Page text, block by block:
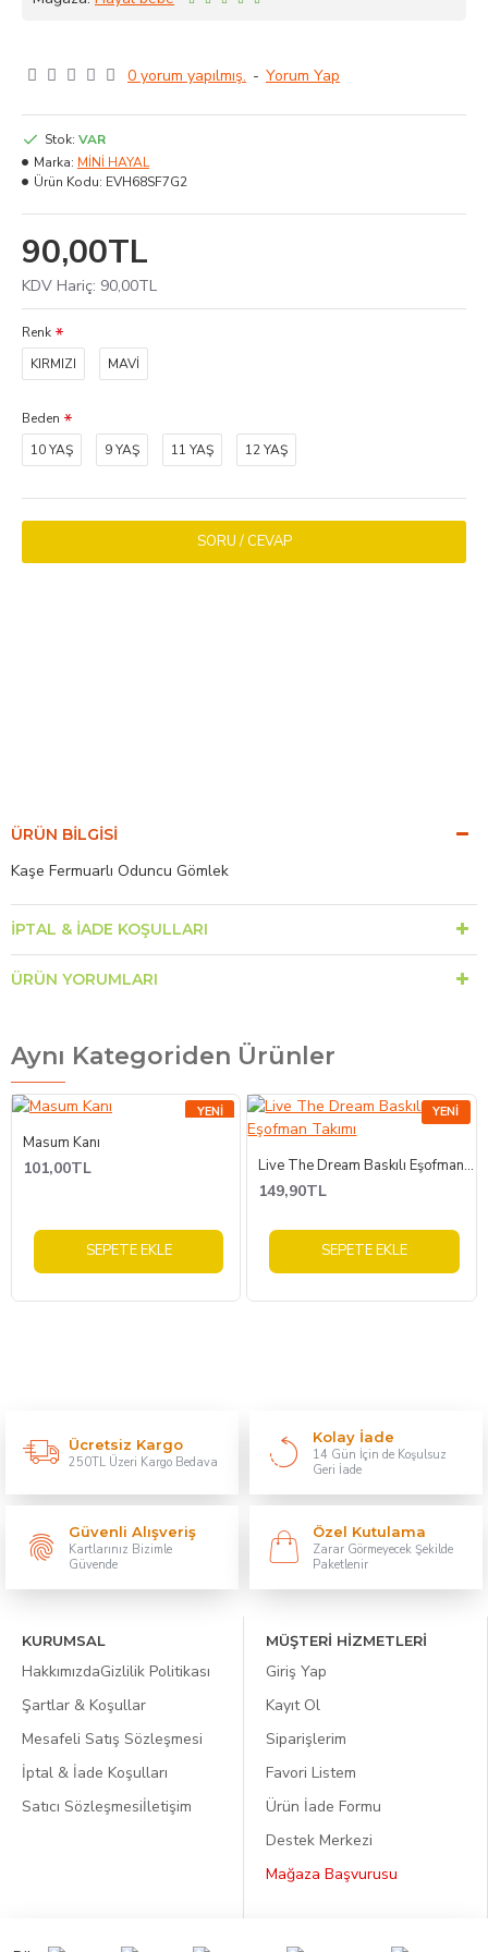
0 yorum yapılmış. - Yorum Yap
90,00TL
KDV Hariç: 90,00TL
Stok: VAR
Marka: MİNİ HAYAL
Ürün Kodu: EVH68SF7G2
Renk
KIRMIZI
MAVİ
Beden
10 YAŞ
9 YAŞ 11 YAŞ 12 YAŞ
SORU / CEVAP
ÜRÜN BILGISI
Kaşe Fermuarlı Oduncu Gömlek
İPTAL & İADE KOŞULLARI
ÜRÜN YORUMLARI
Aynı Kategoriden Ürünler
YENI
Masum Kanı
101,00TL
SEPETE EKLE
YENI
Live The Dream Baskılı Eşofman Takımı
149,90TL
SEPETE EKLE
Ücretsiz Kargo
250TL Üzeri Kargo Bedava
Kolay İade
14 Gün İçin de Koşulsuz
Geri İade
Güvenli Alışveriş
Kartlarınız Bizimle
Güvende
Özel Kutulama
Zarar Görmeyecek Şekilde
Paketlenir
KURUMSAL
HakkımızdaGizlilik Politikası
Şartlar & Koşullar
Mesafeli Satış Sözleşmesi
İptal & İade Koşulları
Satıcı Sözleşmesiİletişim
MÜŞTERİ HİZMETLERİ
Giriş Yap
Kayıt Ol
Siparişlerim
Favori Listem
Ürün İade Formu
Destek Merkezi
Mağaza Başvurusu